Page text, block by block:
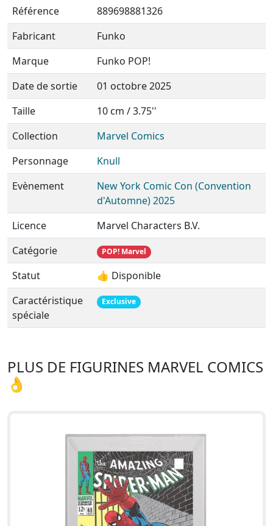
Référence
889698881326
Fabricant
Funko
Marque
Funko POP!
Date de sortie
01 octobre 2025
Taille
10 cm / 3.75''
Collection
Marvel Comics
Personnage
Knull
Evènement
New York Comic Con (Convention
d'Automne) 2025
Licence
Marvel Characters B.V.
Catégorie
POP! Marvel
Statut
👍 Disponible
Caractéristique
spéciale
Exclusive
PLUS DE FIGURINES MARVEL COMICS
👌